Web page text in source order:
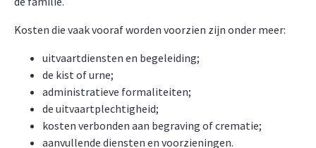
Kosten die vaak vooraf worden voorzien zijn onder meer:
uitvaartdiensten en begeleiding;
de kist of urne;
administratieve formaliteiten;
de uitvaartplechtigheid;
kosten verbonden aan begraving of crematie;
aanvullende diensten en voorzieningen.